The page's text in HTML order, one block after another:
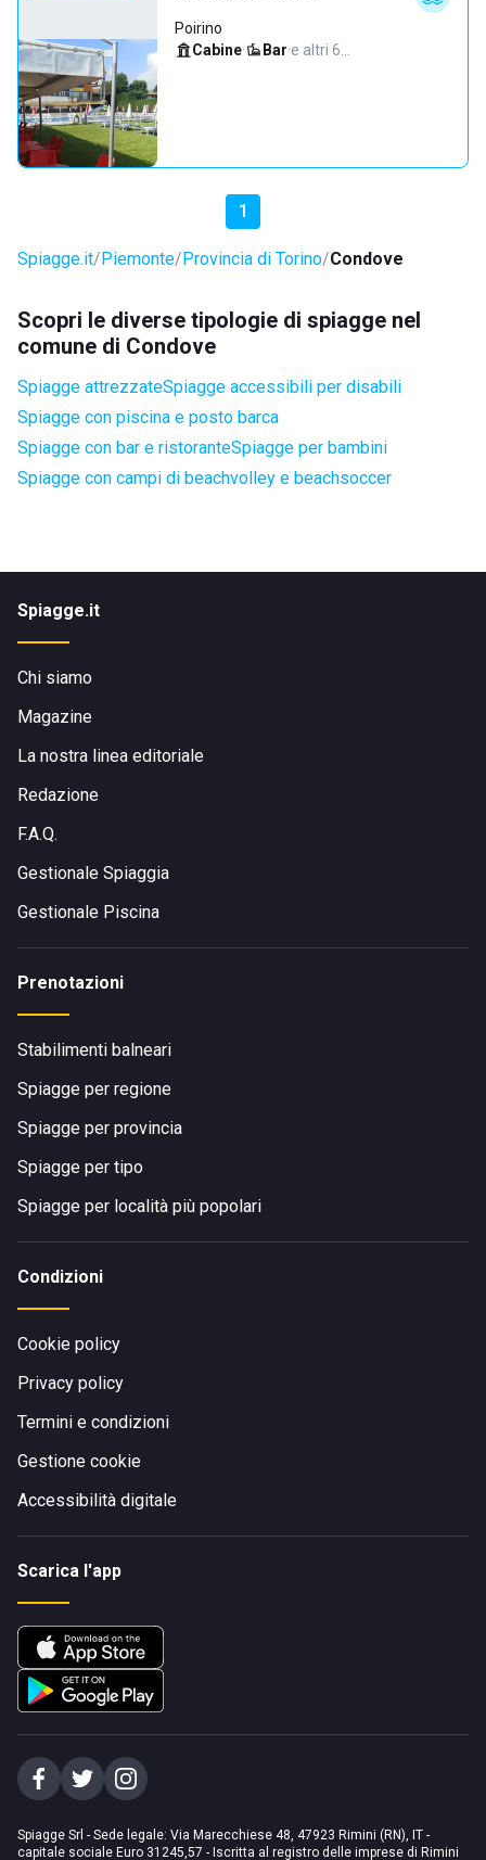
Poirino
Cabine· Bar·e altri 6…
1
Spiagge.it Piemonte Provincia di Torino Condove
Scopri le diverse tipologie di spiagge nel
comune di Condove
Spiagge attrezzateSpiagge accessibili per disabili
Spiagge con piscina e posto barca
Spiagge con bar e ristoranteSpiagge per bambini
Spiagge con campi di beachvolley e beachsoccer
Spiagge.it
Chi siamo
Magazine
La nostra linea editoriale
Redazione
F.A.Q.
Gestionale Spiaggia
Gestionale Piscina
Prenotazioni
Stabilimenti balneari
Spiagge per regione
Spiagge per provincia
Spiagge per tipo
Spiagge per località più popolari
Condizioni
Cookie policy
Privacy policy
Termini e condizioni
Gestione cookie
Accessibilità digitale
Scarica l'app
Spiagge Srl - Sede legale: Via Marecchiese 48, 47923 Rimini (RN), IT -
capitale sociale Euro 31245,57 - Iscritta al registro delle imprese di Rimini